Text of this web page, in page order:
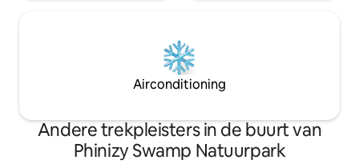
Airconditioning
Andere trekpleisters in de buurt van
Phinizy Swamp Natuurpark